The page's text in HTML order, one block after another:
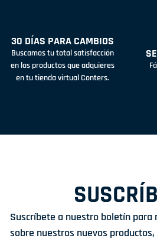
30 DÍAS PARA CAMBIOS
Buscamos tu total satisfacción
en los productos que adquieres
en tu tienda virtual Conters.
Suscríbete a nuestro boletín para
sobre nuestros nuevos